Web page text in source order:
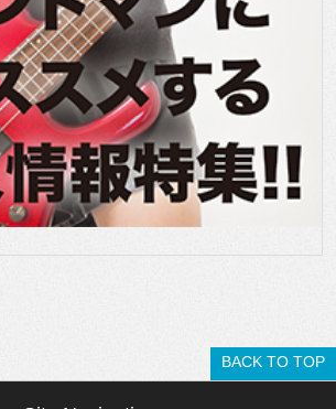
BACK TO TOP